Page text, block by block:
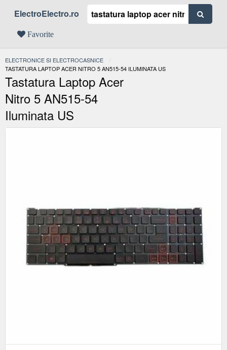
ElectroElectro.ro
Favorite
ELECTRONICE SI ELECTROCASNICE
ACTUAL:
TASTATURA LAPTOP ACER NITRO 5 AN515-54 ILUMINATA US
Tastatura Laptop Acer
Nitro 5 AN515-54
Iluminata US